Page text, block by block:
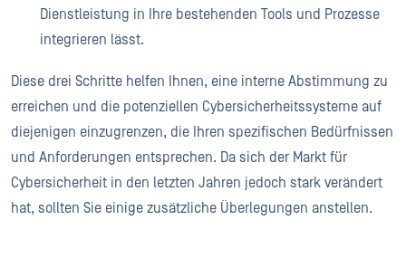
Dienstleistung in Ihre bestehenden Tools und Prozesse
integrieren lässt.
Diese drei Schritte helfen Ihnen, eine interne Abstimmung zu
erreichen und die potenziellen Cybersicherheitssysteme auf
diejenigen einzugrenzen, die Ihren spezifischen Bedürfnissen
und Anforderungen entsprechen. Da sich der Markt für
Cybersicherheit in den letzten Jahren jedoch stark verändert
hat, sollten Sie einige zusätzliche Überlegungen anstellen.